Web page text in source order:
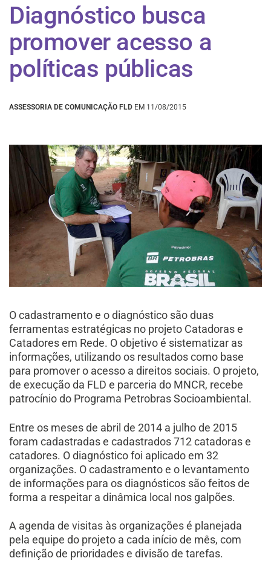
Diagnóstico busca
promover acesso a
políticas públicas
ASSESSORIA DE COMUNICAÇÃO FLD EM 11/08/2015
O cadastramento e o diagnóstico são duas
ferramentas estratégicas no projeto Catadoras e
Catadores em Rede. O objetivo é sistematizar as
informações, utilizando os resultados como base
para promover o acesso a direitos sociais. O projeto,
de execução da FLD e parceria do MNCR, recebe
patrocínio do Programa Petrobras Socioambiental.
Entre os meses de abril de 2014 a julho de 2015
foram cadastradas e cadastrados 712 catadoras e
catadores. O diagnóstico foi aplicado em 32
organizações. O cadastramento e o levantamento
de informações para os diagnósticos são feitos de
forma a respeitar a dinâmica local nos galpões.
A agenda de visitas às organizações é planejada
pela equipe do projeto a cada início de mês, com
definição de prioridades e divisão de tarefas.